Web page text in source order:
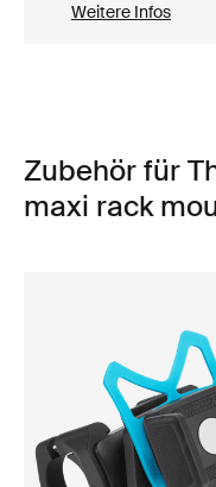
Weitere Infos
Zubehör für
maxi rack